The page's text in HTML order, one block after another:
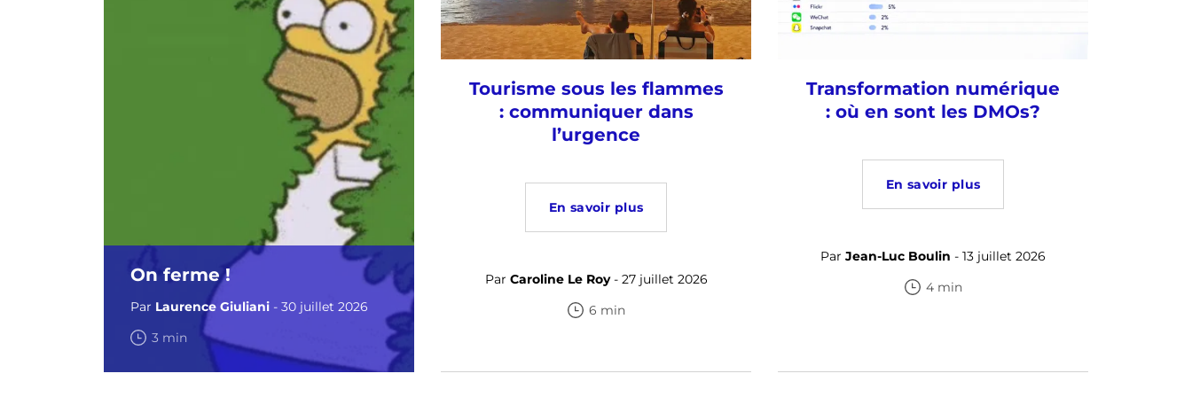
On ferme !
Par Laurence Giuliani - 30 juillet 2026
3 min
Tourisme sous les flammes
: communiquer dans
l’urgence
En savoir plus
Par Caroline Le Roy- 27 juillet 2026
6 min
Transformation numérique
: où en sont les DMOs?
En savoir plus
Par Jean-Luc Boulin - 13 juillet 2026
4 min